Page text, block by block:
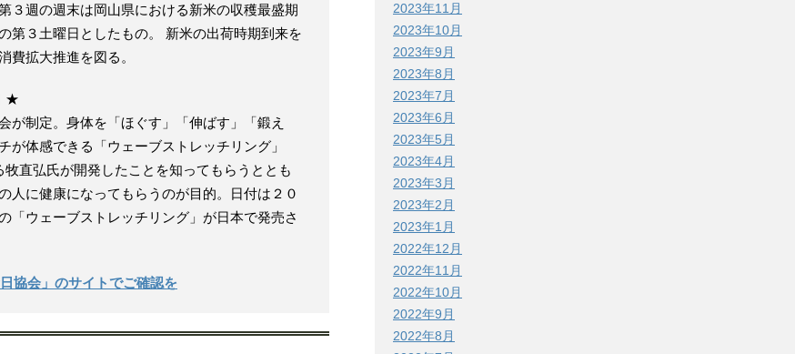
３週の週末は岡山県における新米の収穫最盛期
第３土曜日としたもの。 新米の出荷時期到来を
費拡大推進を図る。
★
が制定。身体を「ほぐす」「伸ばす」「鍛え
が体感できる「ウェーブストレッチリング」
牧直弘氏が開発したことを知ってもらうととも
人に健康になってもらうのが目的。日付は２０
「ウェーブストレッチリング」が日本で発売さ
協会」のサイトでご確認を
2023年11月
2023年10月
2023年9月
2023年8月
2023年7月
2023年6月
2023年5月
2023年4月
2023年3月
2023年2月
2023年1月
2022年12月
2022年11月
2022年10月
2022年9月
2022年8月